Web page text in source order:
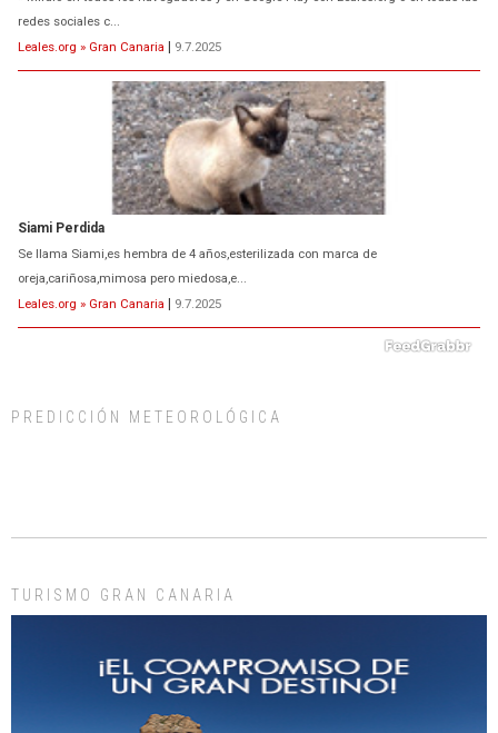
redes sociales c...
Leales.org » Gran Canaria
9.7.2025
Siami Perdida
Se llama Siami,es hembra de 4 años,esterilizada con marca de
oreja,cariñosa,mimosa pero miedosa,e...
Leales.org » Gran Canaria
9.7.2025
días, ella incluida...
PREDICCIÓN METEOROLÓGICA
TURISMO GRAN CANARIA